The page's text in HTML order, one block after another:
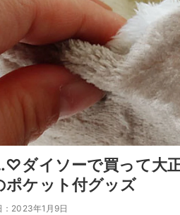
ダイソーで買って大
ポケット付グッズ
：2023年1月9日